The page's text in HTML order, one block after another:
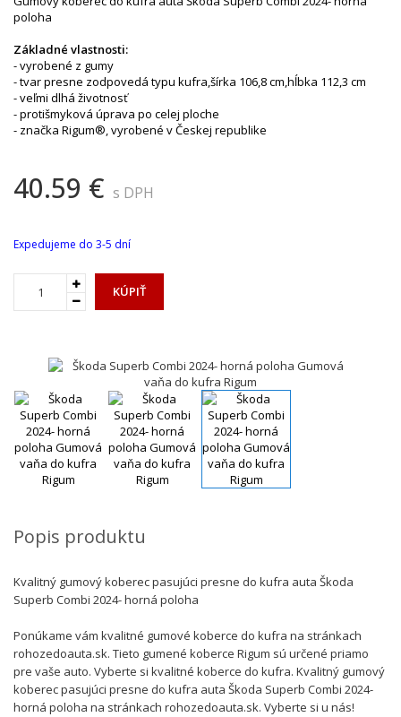
poloha
Základné vlastnosti:
- vyrobené z gumy
- tvar presne zodpovedá typu kufra,šírka 106,8 cm,hĺbka 112,3 cm
- veľmi dlhá životnosť
- protišmyková úprava po celej ploche
- značka Rigum®, vyrobené v Českej republike
40.59 € s DPH
Expedujeme do 3-5 dní
KÚPIŤ
Popis produktu
Kvalitný gumový koberec pasujúci presne do kufra auta Škoda
Superb Combi 2024- horná poloha
Ponúkame vám kvalitné gumové koberce do kufra na stránkach
rohozedoauta.sk. Tieto gumené koberce Rigum sú určené priamo
pre vaše auto. Vyberte si kvalitné koberce do kufra. Kvalitný gumový
koberec pasujúci presne do kufra auta Škoda Superb Combi 2024-
horná poloha na stránkach rohozedoauta.sk. Vyberte si u nás!